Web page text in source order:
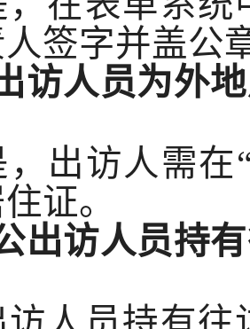
签字并盖公
访人员为外
出访人需在
证。
出访人员持